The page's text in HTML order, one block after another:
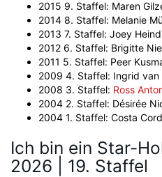
2015 9. Staffel: Maren
2014 8. Staffel: Melanie
2013 7. Staffel: Joey
2012 6. Staffel: Brigitte
2011 5. Staffel: Peer
2009 4. Staffel: Ingrid van
2008 3. Staffel: Ross
2004 2. Staffel: Désirée
2004 1. Staffel: Costa
Ich bin ein Star-
2026 | 19. Staffel